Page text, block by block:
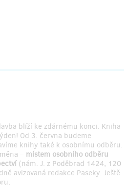
blíží ke zdárnému konci. Kniha
Od 3. června budeme
knihy také k osobnímu odběru.
– místem osobního odběru
(nám. J. z Poděbrad 1424, 120
avizovaná redakce Paseky. Ještě